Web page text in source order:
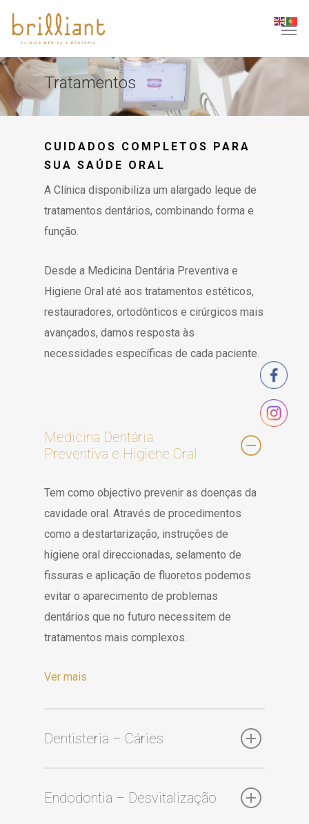
Tratamentos
CUIDADOS COMPLETOS PARA
SUA SAÚDE ORAL
A Clínica disponibiliza um alargado leque de
tratamentos dentários, combinando forma e
função.
Desde a Medicina Dentária Preventiva e
Higiene Oral até aos tratamentos estéticos,
restauradores, ortodônticos e cirúrgicos mais
avançados, damos resposta às
necessidades específicas de cada paciente.
Medicina Dentária
Preventiva e Higiene Oral
Tem como objectivo prevenir as doenças da
cavidade oral. Através de procedimentos
como a destartarização, instruções de
higiene oral direccionadas, selamento de
fissuras e aplicação de fluoretos podemos
evitar o aparecimento de problemas
dentários que no futuro necessitem de
tratamentos mais complexos.
Ver mais
Dentisteria – Cáries
Endodontia – Desvitalização